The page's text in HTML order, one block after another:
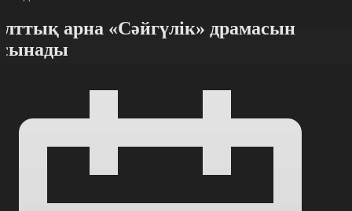
арна «Сәйгүлік» драмасын